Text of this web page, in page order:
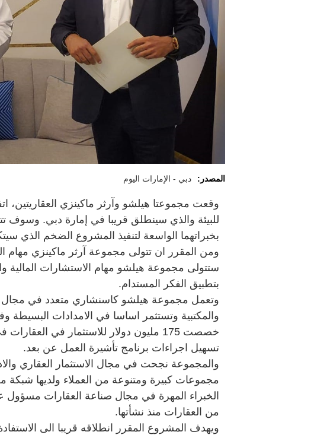
المصدر: دبي - الإمارات اليوم
وقعت مجموعتا هيلشو وآرثر ماكينزي
للبيئة والذي سينطلق قريبا في إمارة دبي. وسوف
بخبراتهما الواسعة لتنفيذ المشروع الضخم الذي
ومن المقرر ان تتولى مجموعة آرثر ماكينزي مهام
ستتولى مجموعة هيلشو مهام الاستشارات المالية
بتطبيق الفكر المستدام.
وتعمل مجموعة هيلشو كاسنشاري متعدد في مجال
والمكتبية وتستثمر اساسا في الامدادات
خصصت 175 مليون دولار للاستثمار في
تسهيل اجراءات برنامج تأشيرة العمل عن بعد.
والمجموعة نجحت في مجال الاستثمار العقاري
مجموعات كبيرة ومتنوعة من العملاء ولديها شبكة
من العقارات منذ نشأتها.
ويهدف المشروع المقرر انطلاقه قريبا الى